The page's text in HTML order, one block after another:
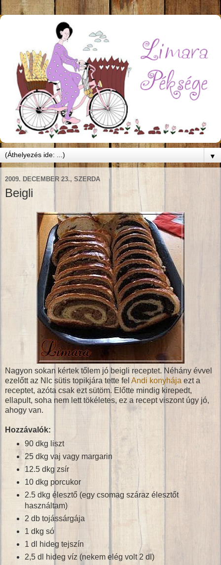
▼
2009. DECEMBER 23., SZERDA
Beigli
Nagyon sokan kértek tőlem jó beigli receptet. Néhány évvel
ezelőtt az Nlc sütis topikjára tette fel Andi konyhája ezt a
receptet, azóta csak ezt sütöm. Előtte mindig kirepedt,
ellapult, soha nem lett tökéletes, ez a recept viszont úgy jó,
ahogy van.
Hozzávalók:
90 dkg liszt
25 dkg vaj vagy margarin
12.5 dkg zsír
10 dkg porcukor
2.5 dkg élesztő (egy csomag száraz élesztőt
használtam)
2 db tojássárgája
1 dkg só
1 dl hideg tejszín
2,5 dl hideg víz (nekem elég volt 2 dl)